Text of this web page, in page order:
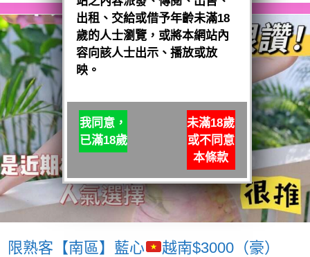
限熟客【南區】藍心 越南$3000（豪）
出租、交給或借予年齡未滿18
歲的人士瀏覽，或將本網站內
容向該人士出示、播放或放
映。
我同意，
已滿18歲
未滿18歲
或不同意
本條款